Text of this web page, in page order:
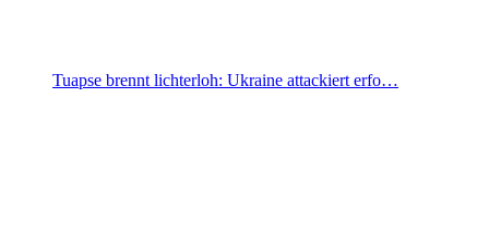
Tuapse brennt lichterloh: Ukraine attackiert erfo…